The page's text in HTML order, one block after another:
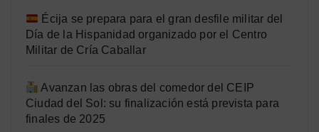
Écija se prepara para el gran desfile militar del
Día de la Hispanidad organizado por el Centro
Militar de Cría Caballar
Avanzan las obras del comedor del CEIP
Ciudad del Sol: su finalización está prevista para
finales de 2025